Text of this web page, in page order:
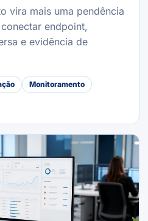
vira mais uma pendência
endpoint,
e evidência de
Monitoramento